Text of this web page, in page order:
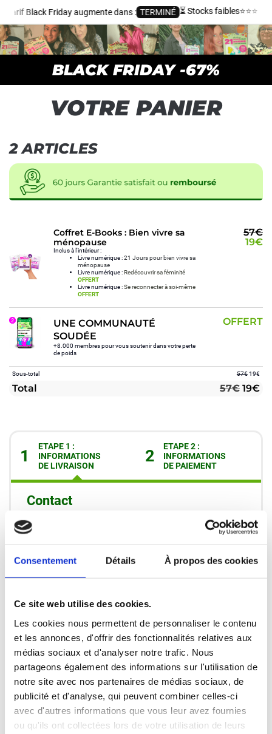
Consentement Détails À propos des cookies
Ce site web utilise des cookies.
Les cookies nous permettent de personnaliser le contenu
et les annonces, d'offrir des fonctionnalités relatives aux
médias sociaux et d'analyser notre trafic. Nous
partageons également des informations sur l'utilisation de
notre site avec nos partenaires de médias sociaux, de
publicité et d'analyse, qui peuvent combiner celles-ci
avec d'autres informations que vous leur avez fournies
ou qu'ils ont collectées lors de votre utilisation de leurs
BLACK FRIDAY -67%
VOTRE PANIER
2 ARTICLES
Coffret E-Books : Bien vivre sa
ménopause
Inclus à l'intérieur :
Livre numérique :21 Jours pour bien vivre sa
ménopause
Livre numérique : Redécouvrir sa féminité
OFFERT
Livre numérique :Se reconnecter à soi-même
OFFERT
57€
19€
UNE COMMUNAUTÉ
SOUDÉE
+8.000 membres pour vous soutenir dans votre perte
de poids
OFFERT
Sous-total 57€19€
Total 57€19€
1
ETAPE 1 :
INFORMATIONS
DE LIVRAISON
2
ETAPE 2 :
INFORMATIONS
DE PAIEMENT
Contact
Livraison standard à domicile en
France 🇫🇷
Adresse de livraison
tarif Black Friday augmente dans : TERMINÉ ⏳ Stocks faibles